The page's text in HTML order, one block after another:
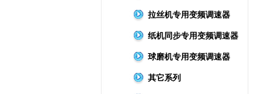
拉丝机专用变频调速器
纸机同步专用变频调速器
球磨机专用变频调速器
其它系列